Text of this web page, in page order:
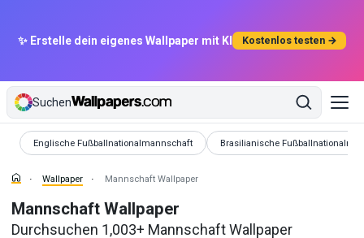
✨ Erstelle dein eigenes Wallpaper mit KI Kostenlos testen →
Suchen
Englische Fußballnationalmannschaft
Wallpaper Brasilianische
Wallpaper
Wallpaper Mannschaft Wallpaper
Mannschaft Wallpaper
Durchsuchen 1,003+ Mannschaft Wallpaper